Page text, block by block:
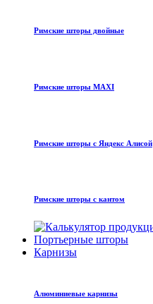
Римские шторы двойные
Римские шторы MAXI
Римские шторы с Яндекс Алисой
Римские шторы с кантом
Портьерные шторы
Карнизы
Алюминиевые карнизы